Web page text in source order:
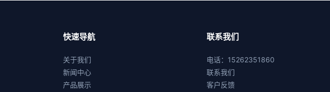
快速导航
关于我们
新闻中心
产品展示
联系我们
电话：15262351860
联系我们
客户反馈